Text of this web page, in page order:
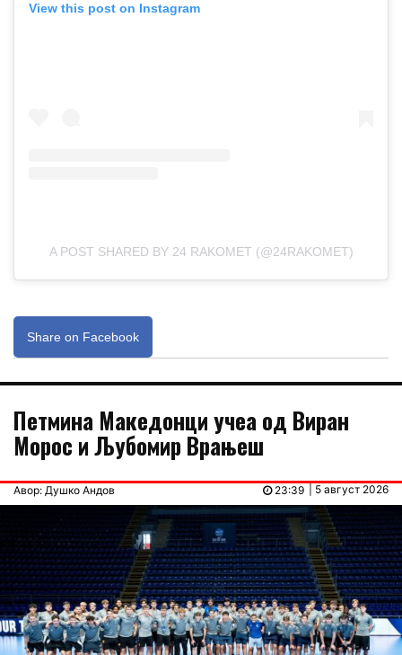
View this post on Instagram
A POST SHARED BY 24 RAKOMET (@24RAKOMET)
Share on Facebook
Петмина Македонци учеа од Виран
Морос и Љубомир Врањеш
Авор: Душко Андов | 5 август 2026
23:39